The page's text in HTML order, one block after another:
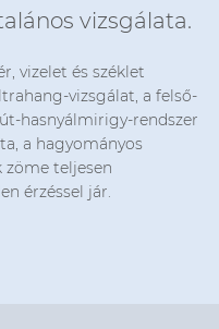
vizsgálata.
vizelet és széklet
vizsgálat, a felső-
hasnyálmirigy-rendszer
a hagyományos
zöme teljesen
érzéssel jár.